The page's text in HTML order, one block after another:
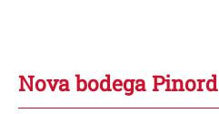
Nova bodega Pinord